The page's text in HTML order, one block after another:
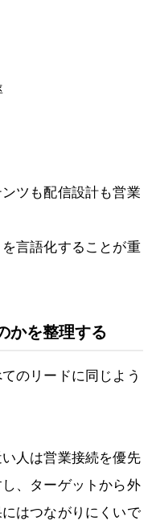
ツも配信設計も営業
言語化することが重
かを整理する
のリードに同じよう
人は営業接続を優先
、ターゲットから外
はつながりにくいで